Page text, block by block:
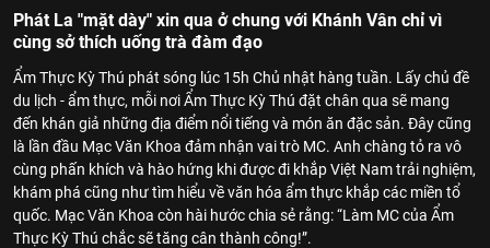
Phát La "mặt dày" xin qua ở chung với Khánh Vân chỉ vì
cùng sở thích uống trà đàm đạo
Ẩm Thực Kỳ Thú phát sóng lúc 15h Chủ nhật hàng tuần. Lấy chủ đề
du lịch - ẩm thực, mỗi nơi Ẩm Thực Kỳ Thú đặt chân qua sẽ mang
đến khán giả những địa điểm nổi tiếng và món ăn đặc sản. Đây cũng
là lần đầu Mạc Văn Khoa đảm nhận vai trò MC. Anh chàng tỏ ra vô
cùng phấn khích và hào hứng khi được đi khắp Việt Nam trải nghiệm,
khám phá cũng như tìm hiểu về văn hóa ẩm thực khắp các miền tổ
quốc. Mạc Văn Khoa còn hài hước chia sẻ rằng: “Làm MC của Ẩm
Thực Kỳ Thú chắc sẽ tăng cân thành công!”.